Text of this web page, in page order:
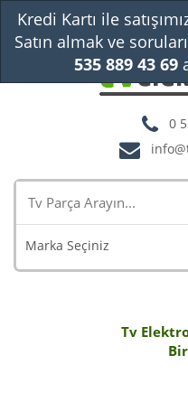
0
Marka Seçiniz
Tv
Kredi Kartı ile
Satın almak ve
535 889 43 69